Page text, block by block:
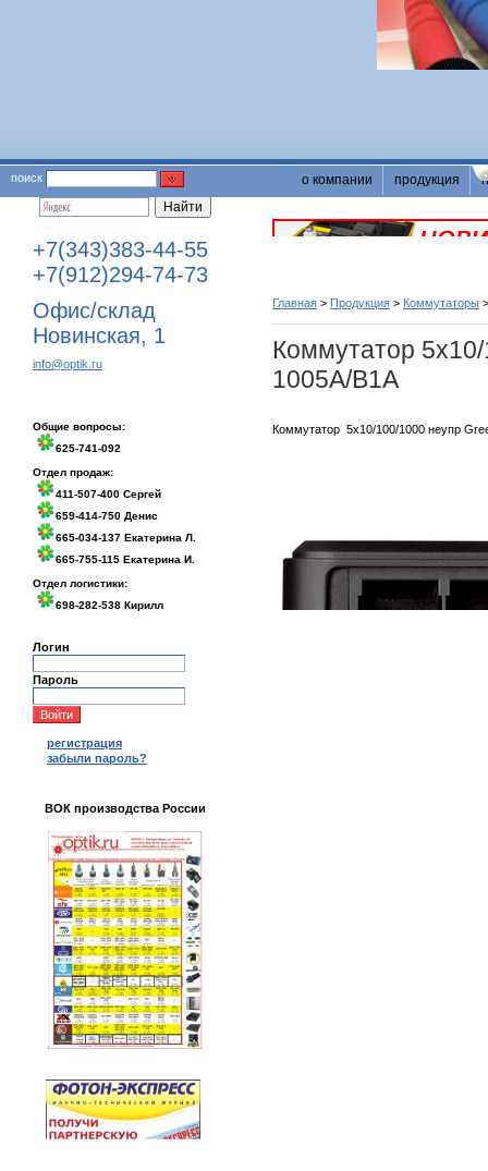
поиск о компании продукция
+7(343)383-44-55
+7(912)294-74-73
Офис/склад
Новинская, 1
info@optik.ru
Общие вопросы:
625-741-092
Отдел продаж:
411-507-400 Сергей
659-414-750 Денис
665-034-137 Екатерина Л.
665-755-115 Екатерина И.
Отдел логистики:
698-282-538 Кирилл
Логин
Пароль
регистрация
забыли пароль?
ВОК производства России
Главная > Продукция > Коммутаторы
Коммутатор
1005A/B1A
Коммутатор 5х10/100/1000 неупр